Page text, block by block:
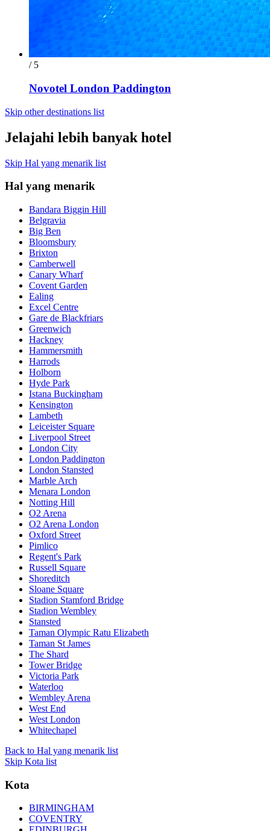
/ 5
Novotel London Paddington
Skip other destinations list
Jelajahi lebih banyak hotel
Skip Hal yang menarik list
Hal yang menarik
Bandara Biggin Hill
Belgravia
Big Ben
Bloomsbury
Brixton
Camberwell
Canary Wharf
Covent Garden
Ealing
Excel Centre
Gare de Blackfriars
Greenwich
Hackney
Hammersmith
Harrods
Holborn
Hyde Park
Istana Buckingham
Kensington
Lambeth
Leiceister Square
Liverpool Street
London City
London Paddington
London Stansted
Marble Arch
Menara London
Notting Hill
O2 Arena
O2 Arena London
Oxford Street
Pimlico
Regent's Park
Russell Square
Shoreditch
Sloane Square
Stadion Stamford Bridge
Stadion Wembley
Stansted
Taman Olympic Ratu Elizabeth
Taman St James
The Shard
Tower Bridge
Victoria Park
Waterloo
Wembley Arena
West End
West London
Whitechapel
Back to Hal yang menarik list
Skip Kota list
Kota
BIRMINGHAM
COVENTRY